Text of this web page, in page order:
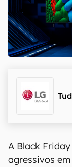
A Black
agressivos